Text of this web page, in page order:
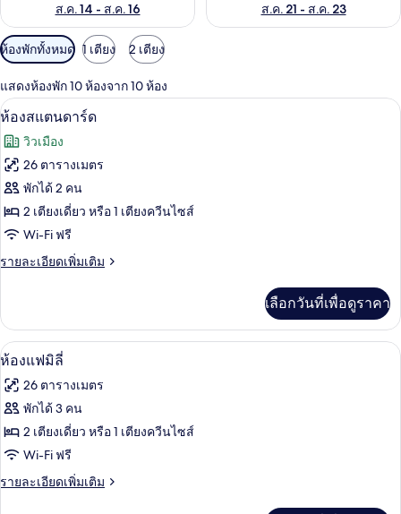
ส.ค. 14 - ส.ค. 16
ส.ค. 21 - ส.ค. 23
ตัว
กรอง
ที่
มี
ให้
สำหรับ
ห้อง
พัก
ห้องพักทั้งหมด 1 เตียง 2 เตียง
แสดงห้องพัก 10 ห้องจาก 10 ห้อง
เปิด
ภาพถ่าย
ทั้งหมด
ของ
ห้อง
สแตนดาร์ด
ห้องสแตนดาร์ด | เครื่องนอนป้องกันส
3
ห้องสแตนดาร์ด
วิวเมือง
26 ตารางเมตร
พักได้ 2 คน
2 เตียงเดี่ยว หรือ 1 เตียงควีนไซส์
Wi-Fi ฟรี
รายละเอียดเพิ่มเติม
ราย
เกี่ยว
กับ
ห้อง
เลือกวันที่เพื่อดูราคา
เปิด
ภาพถ่าย
ทั้งหมด
ของ
ห้อง
แฟ
เครื่องนอนป้องกันสารก่อภูมิแพ้, มินิบา
5
ห้องแฟมิลี่
26 ตารางเมตร
พักได้ 3 คน
2 เตียงเดี่ยว หรือ 1 เตียงควีนไซส์
Wi-Fi ฟรี
รายละเอียดเพิ่มเติม
ราย